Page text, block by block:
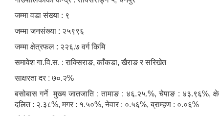
जम्मा वडा संख्या : ९
जम्मा जनसंख्या : २५९९६
जम्मा क्षेत्रफल : २२६.७ वर्ग किमि
समावेश गा.वि.स. : राक्सिराङ, काँकडा, खैराङ र सरिखेत
साक्षरता दर : ७०.२%
बसोबास गर्ने मुख्य जातजाति : तामाङ : ४६.२५.%, चेपाङ : ४३.९६%,
दलित : २.३८%, मगर : १.५०%, नेवार : ०.५६%, ब्राम्हण : ०.०६%